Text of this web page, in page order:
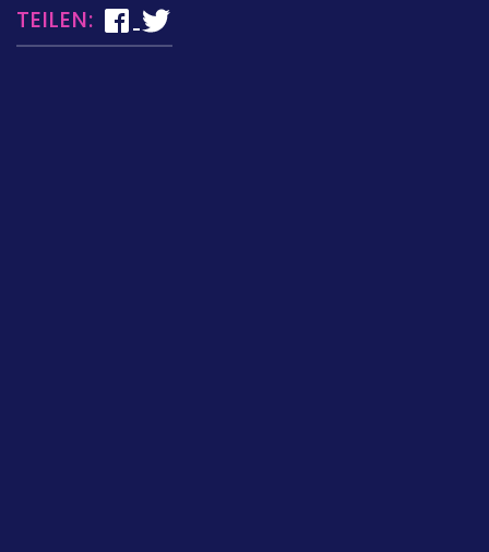
TEILEN: